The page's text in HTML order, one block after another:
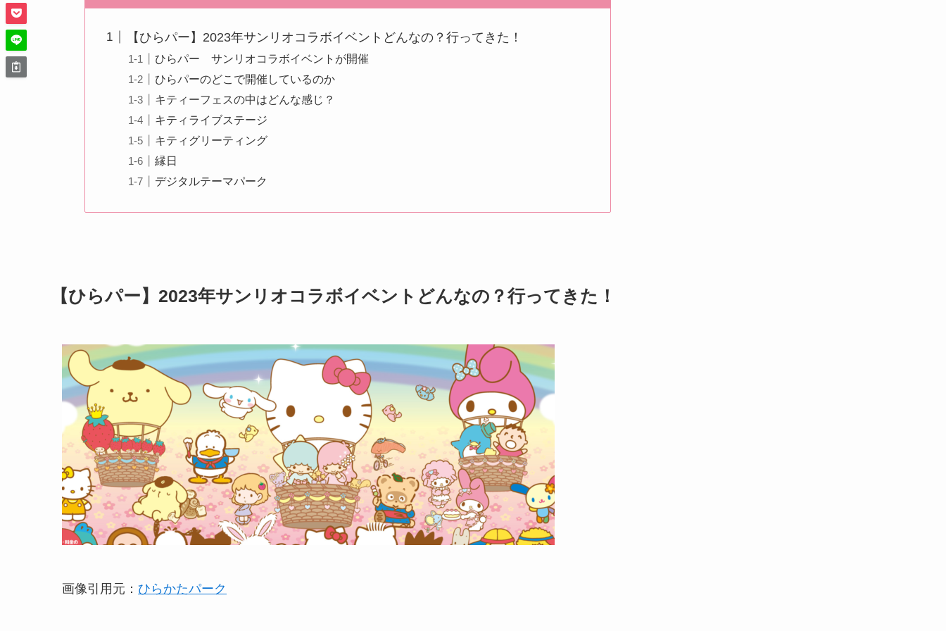
【ひらパー】2023年サンリオコラボイベントどんなの？行ってきた！
ひらパー サンリオコラボイベントが開催
ひらパーのどこで開催しているのか
キティーフェスの中はどんな感じ？
キティライブステージ
キティグリーティング
縁日
デジタルテーマパーク
【ひらパー】2023年サンリオコラボイベントどんなの？行ってきた！
画像引用元： ひらかたパーク